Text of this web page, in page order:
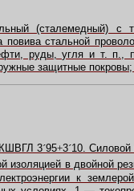
(сталемедный) с
стальной
руды, угля и т.
защитные покровы;
КШВГЛ 3´95+3´10.
изоляцией в двойной
к